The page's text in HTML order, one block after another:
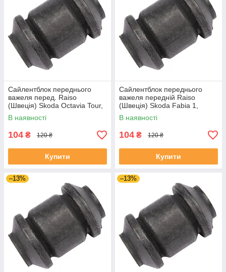
Сайлентблок переднього
важеля перед. Raiso
(Швеція) Skoda Octavia Tour,
Октавія Тур 96- #RL-1J0182V
UAJOTLS4
В наявності
104 ₴ 120 ₴
Купити
Сайлентблок переднього
важеля передній Raiso
(Швеція) Skoda Fabia 1,
Шкода Фабія 1 99-08 #RL-
1J0182V UAXPUCH4
В наявності
104 ₴ 120 ₴
Купити
–13% –13%